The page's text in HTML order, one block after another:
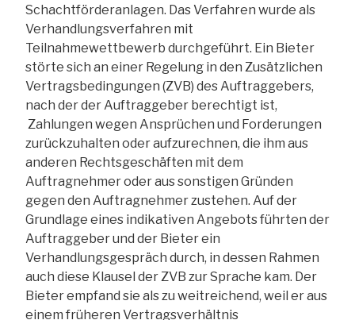
Schachtförderanlagen. Das Verfahren wurde als
Verhandlungsverfahren mit
Teilnahmewettbewerb durchgeführt. Ein Bieter
störte sich an einer Regelung in den Zusätzlichen
Vertragsbedingungen (ZVB) des Auftraggebers,
nach der der Auftraggeber berechtigt ist,
Zahlungen wegen Ansprüchen und Forderungen
zurückzuhalten oder aufzurechnen, die ihm aus
anderen Rechtsgeschäften mit dem
Auftragnehmer oder aus sonstigen Gründen
gegen den Auftragnehmer zustehen. Auf der
Grundlage eines indikativen Angebots führten der
Auftraggeber und der Bieter ein
Verhandlungsgespräch durch, in dessen Rahmen
auch diese Klausel der ZVB zur Sprache kam. Der
Bieter empfand sie als zu weitreichend, weil er aus
einem früheren Vertragsverhältnis